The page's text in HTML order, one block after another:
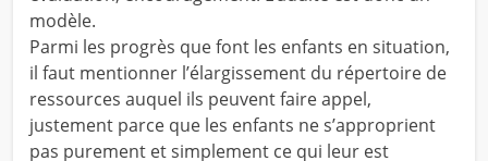
modèle.
Parmi les progrès que font les enfants en situation,
il faut mentionner l’élargissement du répertoire de
ressources auquel ils peuvent faire appel,
justement parce que les enfants ne s’approprient
pas purement et simplement ce qui leur est